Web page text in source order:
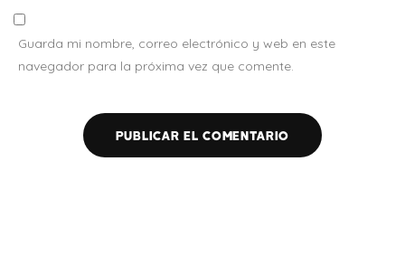
Guarda mi nombre, correo electrónico y web en este
navegador para la próxima vez que comente.